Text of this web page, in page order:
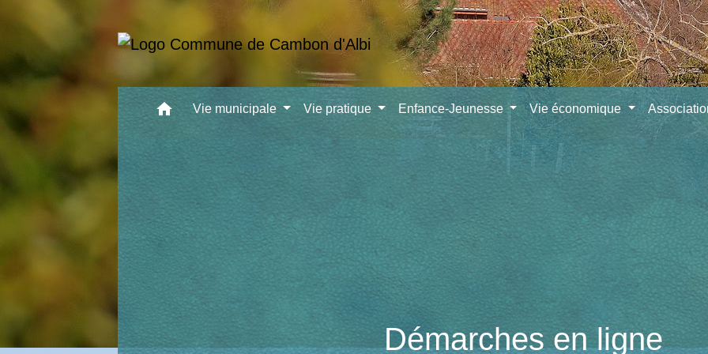
home Vie municipale Vie pratique Enfance-Jeunesse Vie économique
Démarches en ligne